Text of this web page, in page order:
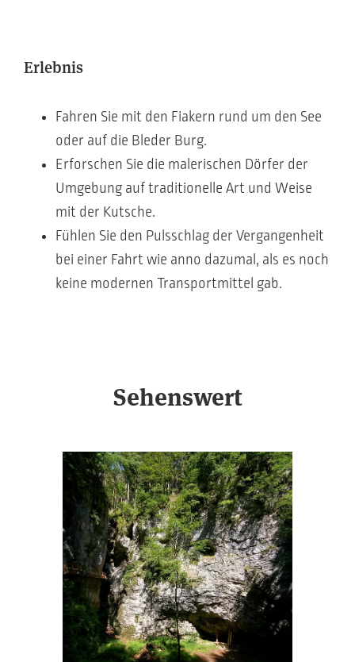
Erlebnis
Fahren Sie mit den Fiakern rund um den See
oder auf die Bleder Burg.
Erforschen Sie die malerischen Dörfer der
Umgebung auf traditionelle Art und Weise
mit der Kutsche.
Fühlen Sie den Pulsschlag der Vergangenheit
bei einer Fahrt wie anno dazumal, als es noch
keine modernen Transportmittel gab.
Sehenswert